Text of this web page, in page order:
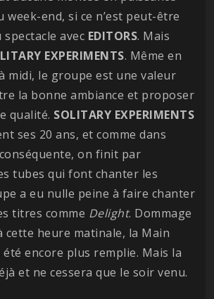
end, si ce n’est peut-être
avec EDITORS. Mais
EXPERIMENTS. Même en
midi, le groupe est une valeur
la bonne ambiance et proposer
qualité. SOLITARY EXPERIMENTS
ses 20 ans, et comme dans
on finit par
tubes qui font chanter les
a eu nulle peine à faire chanter
titres comme Delight. Dommage
cette heure matinale, la Main
été encore plus remplie. Mais la
et ne cessera que le soir venu.